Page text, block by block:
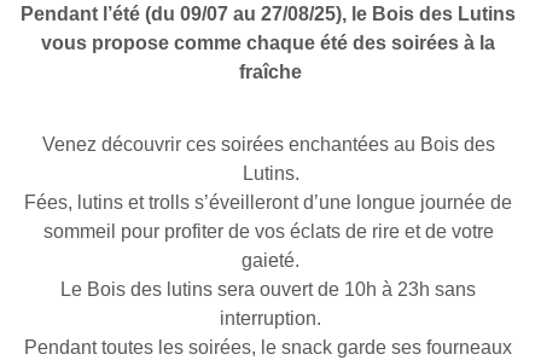
Pendant l’été (du 09/07 au 27/08/25), le Bois des Lutins
vous propose comme chaque été des soirées à la
fraîche
Venez découvrir ces soirées enchantées au Bois des
Lutins.
Fées, lutins et trolls s’éveilleront d’une longue journée de
sommeil pour profiter de vos éclats de rire et de votre
gaieté.
Le Bois des lutins sera ouvert de 10h à 23h sans
interruption.
Pendant toutes les soirées, le snack garde ses fourneaux